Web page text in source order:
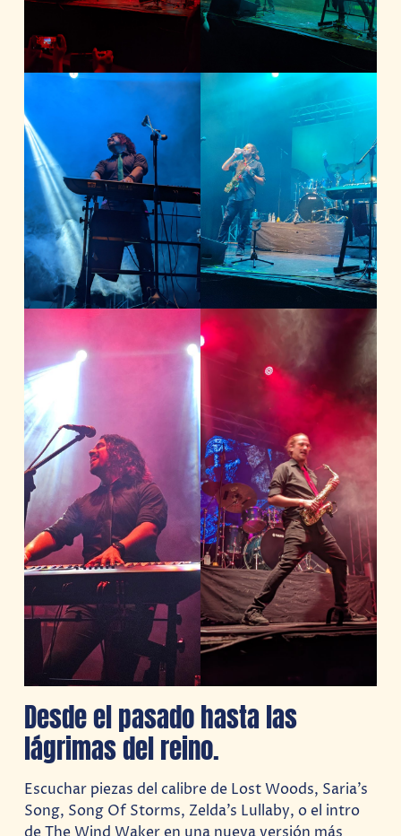
Desde el pasado hasta las
lágrimas del reino.
Escuchar piezas del calibre de Lost Woods, Saria’s
Song, Song Of Storms, Zelda’s Lullaby, o el intro